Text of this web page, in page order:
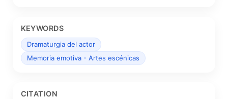
KEYWORDS
Dramaturgia del actor
Memoria emotiva - Artes escénicas
CITATION